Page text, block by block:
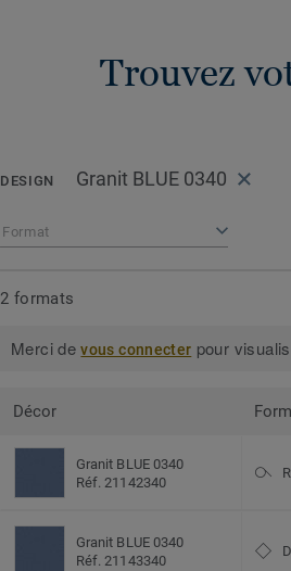
Trouvez
DESIGN Granit BLUE 0340
Format
2 formats
Merci devous connecter pour
Décor
Granit BLUE 0340
Réf. 21142340
Granit BLUE 0340
Réf. 21143340